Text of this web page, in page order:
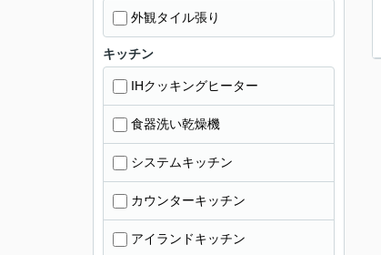
外観タイル張り
キッチン
IHクッキングヒーター
食器洗い乾燥機
システムキッチン
カウンターキッチン
アイランドキッチン